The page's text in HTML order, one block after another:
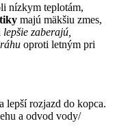
nízkym teplotám,
majú mäkšiu zmes,
lepšie zaberajú,
oproti letným pri
lepší rozjazd do kopca.
a odvod vody/